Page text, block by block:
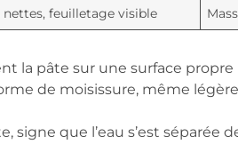
nettes, feuilletage visible
la pâte sur une surface
de moisissure, même
signe que l’eau s’est séparée